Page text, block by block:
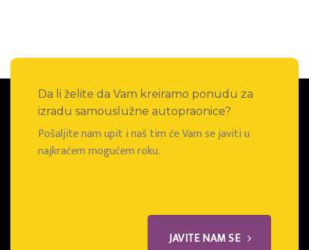
Da li želite da Vam kreiramo ponudu za
izradu samouslužne autopraonice?
Pošaljite nam upit i naš tim će Vam se javiti u
najkraćem mogućem roku.
JAVITE NAM SE